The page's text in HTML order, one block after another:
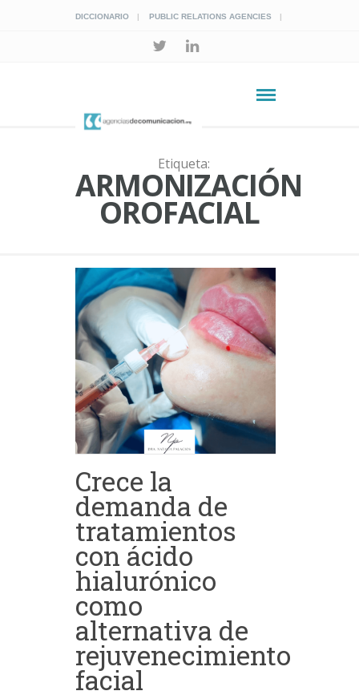
DICCIONARIO PUBLIC RELATIONS AGENCIES
Etiqueta:
ARMONIZACIÓN
OROFACIAL
Crece la
demanda de
tratamientos
con ácido
hialurónico
como
alternativa de
rejuvenecimiento
facial